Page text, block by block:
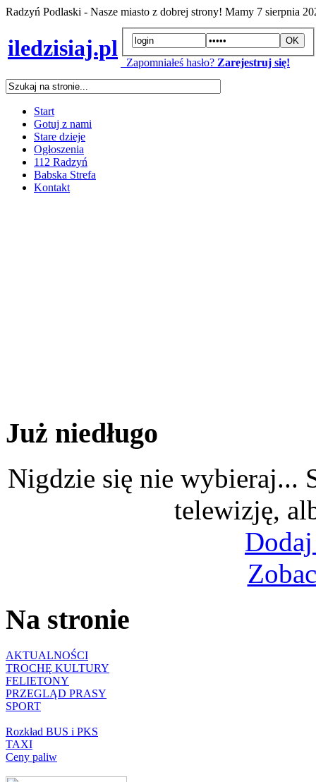
Radzyń Podlaski - Nasze miasto z dobrej strony! Mamy 7 sierpnia
iledzisiaj.pl
Zapomniałeś hasło? Zarejestruj się!
Start
Gotuj z nami
Stare dzieje
Ogłoszenia
112 Radzyń
Babska Strefa
Kontakt
Już niedługo
Nigdzie się nie wybieraj...
telewizję,
Na stronie
AKTUALNOŚCI
TROCHĘ KULTURY
FELIETONY
PRZEGLĄD PRASY
SPORT
Rozkład BUS i PKS
TAXI
Ceny paliw